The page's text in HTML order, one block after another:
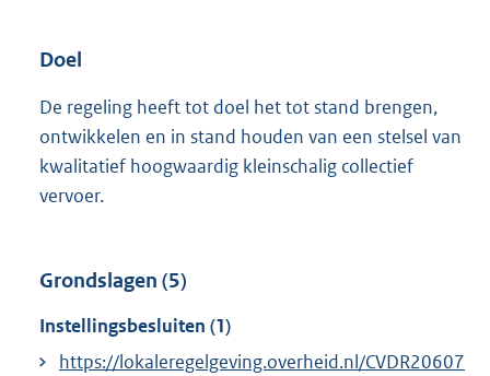
Doel
De regeling heeft tot doel het tot stand brengen,
ontwikkelen en in stand houden van een stelsel van
kwalitatief hoogwaardig kleinschalig collectief
vervoer.
Grondslagen (5)
Instellingsbesluiten (1)
https://lokaleregelgeving.overheid.nl/CVDR20607